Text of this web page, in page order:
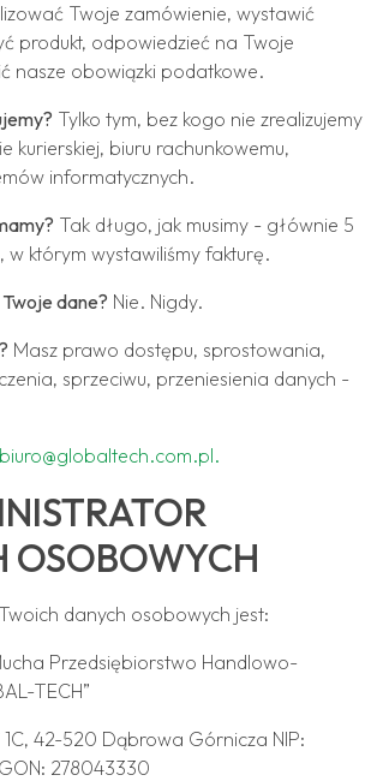
Twoje zamówienie, wystawić
produkt, odpowiedzieć na Twoje
nasze obowiązki podatkowe.
Tylko tym, bez kogo nie zrealizujemy
kurierskiej, biuru rachunkowemu,
informatycznych.
Tak długo, jak musimy - głównie 5
w którym wystawiliśmy fakturę.
dane? Nie. Nigdy.
Masz prawo dostępu, sprostowania,
sprzeciwu, przeniesienia danych -
biuro@globaltech.com.pl.
OSOBOWYCH
danych osobowych jest:
Przedsiębiorstwo Handlowo-
TECH”
42-520 Dąbrowa Górnicza NIP:
278043330